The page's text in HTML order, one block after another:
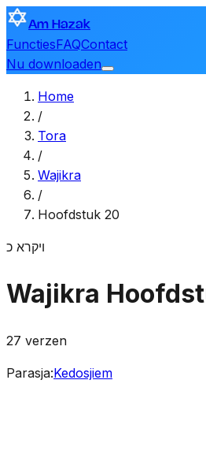
Am Hazak
FunctiesFAQContact
Nu downloaden
Home
/
Tora
/
Wajikra
/
Hoofdstuk 20
ויקרא כ
Wajikra
27 verzen
Parasja:Kedosjiem